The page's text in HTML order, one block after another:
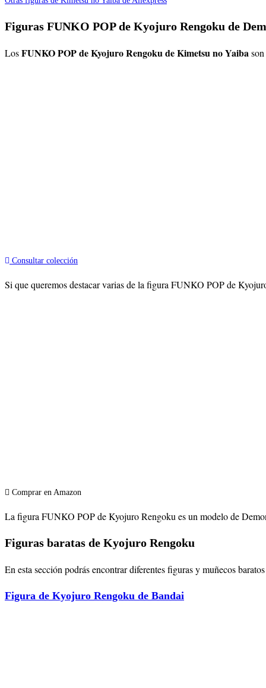
Figuras FUNKO POP de Kyojuro Rengoku de
LosFUNKO POP de Kyojuro Rengoku de Kimetsu no Yaiba
Consultar colección
Si que queremos destacar varias de la figura FUNKO POP de
Comprar en Amazon
La figura FUNKO POP de Kyojuro Rengoku es un modelo de
Figuras baratas de Kyojuro Rengoku
En esta sección podrás encontrar diferentes figuras y muñecos
Figura de Kyojuro Rengoku de Bandai